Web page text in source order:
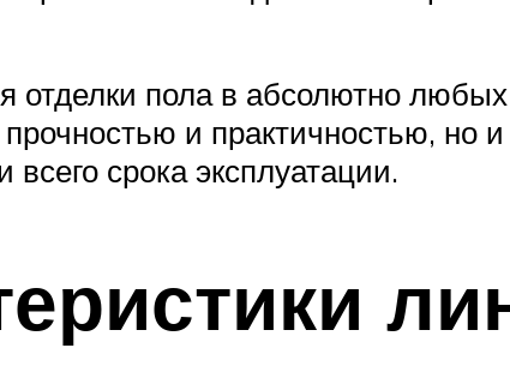
отделки пола в абсолютно
и практичностью, но
срока эксплуатации.